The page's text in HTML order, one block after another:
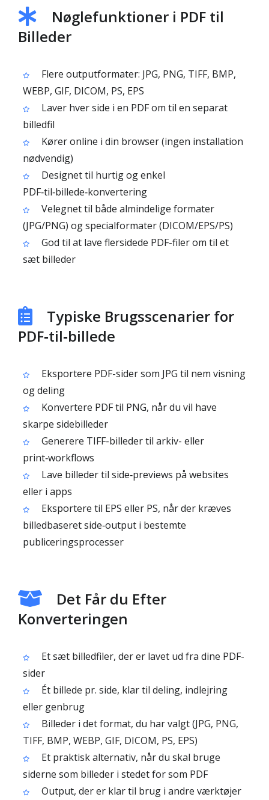
Nøglefunktioner i PDF til
Billeder
Flere outputformater: JPG, PNG, TIFF, BMP,
WEBP, GIF, DICOM, PS, EPS
Laver hver side i en PDF om til en separat
billedfil
Kører online i din browser (ingen installation
nødvendig)
Designet til hurtig og enkel
PDF‑til‑billede‑konvertering
Velegnet til både almindelige formater
(JPG/PNG) og specialformater (DICOM/EPS/PS)
God til at lave flersidede PDF-filer om til et
sæt billeder
Typiske Brugsscenarier for
PDF‑til‑billede
Eksportere PDF-sider som JPG til nem visning
og deling
Konvertere PDF til PNG, når du vil have
skarpe sidebilleder
Generere TIFF-billeder til arkiv- eller
print‑workflows
Lave billeder til side‑previews på websites
eller i apps
Eksportere til EPS eller PS, når der kræves
billedbaseret side‑output i bestemte
publiceringsprocesser
Det Får du Efter
Konverteringen
Et sæt billedfiler, der er lavet ud fra dine PDF-
sider
Ét billede pr. side, klar til deling, indlejring
eller genbrug
Billeder i det format, du har valgt (JPG, PNG,
TIFF, BMP, WEBP, GIF, DICOM, PS, EPS)
Et praktisk alternativ, når du skal bruge
siderne som billeder i stedet for som PDF
Output, der er klar til brug i andre værktøjer